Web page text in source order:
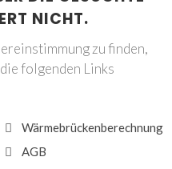
NICHT.
zu finden,
folgenden Links
Wärmebrückenberechnung
AGB